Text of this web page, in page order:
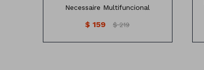
Necessaire Multifuncional
$ 159 $ 219